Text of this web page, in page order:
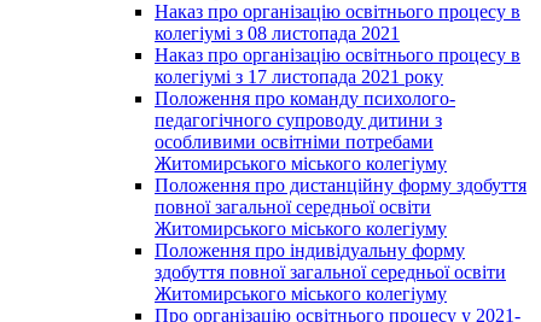
Наказ про організацію освітнього процесу в
колегіумі з 08 листопада 2021
Наказ про організацію освітнього процесу в
колегіумі з 17 листопада 2021 року
Положення про команду психолого-
педагогічного супроводу дитини з
особливими освітніми потребами
Житомирського міського колегіуму
Положення про дистанційну форму здобуття
повної загальної середньої освіти
Житомирського міського колегіуму
Положення про індивідуальну форму
здобуття повної загальної середньої освіти
Житомирського міського колегіуму
Про організацію освітнього процесу у 2021-